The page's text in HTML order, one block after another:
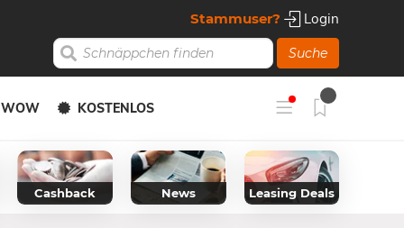
Stammuser? Login
Suche
WOW KOSTENLOS
Cashback News Leasing Deals